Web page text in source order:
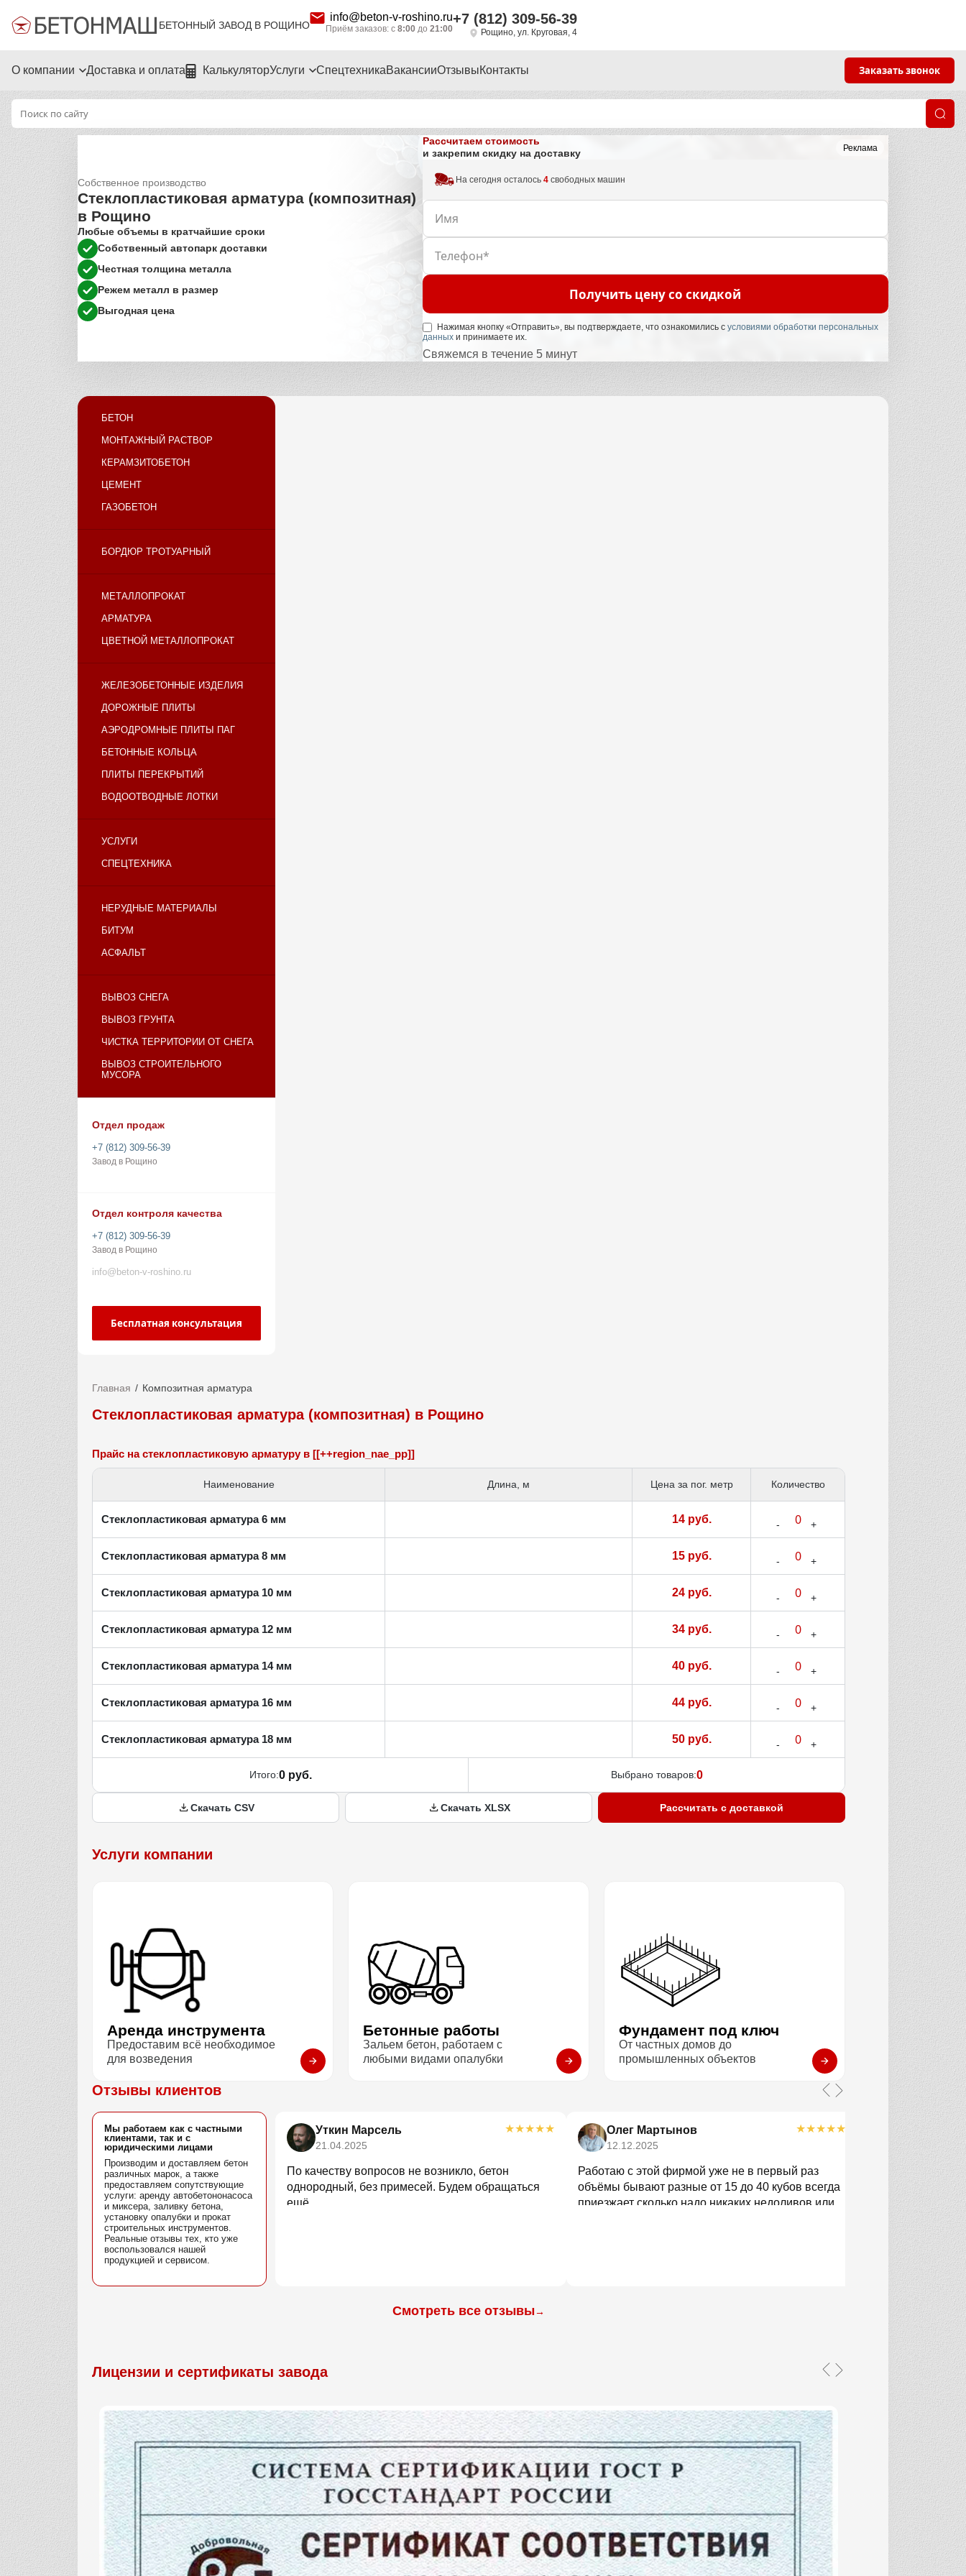
БЕТОННЫЙ ЗАВОД В РОЩИНО
info@beton-v-roshino.ru
Приём заказов: с 8:00 до 21:00
+7 (812) 309-56-39
Рощино, ул. Круговая, 4
О компании Доставка и оплата КалькуляторУслуги СпецтехникаВакансииОтзывыКонтакты Заказать звонок
Реклама
Собственное производство
Стеклопластиковая арматура (композитная)
в Рощино
Любые объемы в кратчайшие сроки
Собственный автопарк доставки
Честная толщина металла
Режем металл в размер
Выгодная цена
Рассчитаем стоимость
и закрепим скидку на доставку
На сегодня осталось 4свободных машин
Получить цену со скидкой
Нажимая кнопку «Отправить», вы подтверждаете, что ознакомились сусловиями обработки персональных
данныхи принимаете их.
Свяжемся в течение 5 минут
БЕТОН
МОНТАЖНЫЙ РАСТВОР
КЕРАМЗИТОБЕТОН
ЦЕМЕНТ
ГАЗОБЕТОН
БОРДЮР ТРОТУАРНЫЙ
МЕТАЛЛОПРОКАТ
АРМАТУРА
ЦВЕТНОЙ МЕТАЛЛОПРОКАТ
ЖЕЛЕЗОБЕТОННЫЕ ИЗДЕЛИЯ
ДОРОЖНЫЕ ПЛИТЫ
АЭРОДРОМНЫЕ ПЛИТЫ ПАГ
БЕТОННЫЕ КОЛЬЦА
ПЛИТЫ ПЕРЕКРЫТИЙ
ВОДООТВОДНЫЕ ЛОТКИ
УСЛУГИ
СПЕЦТЕХНИКА
НЕРУДНЫЕ МАТЕРИАЛЫ
БИТУМ
АСФАЛЬТ
ВЫВОЗ СНЕГА
ВЫВОЗ ГРУНТА
ЧИСТКА ТЕРРИТОРИИ ОТ СНЕГА
ВЫВОЗ СТРОИТЕЛЬНОГО
МУСОРА
Отдел продаж
+7 (812) 309-56-39
Завод в Рощино
Отдел контроля качества
+7 (812) 309-56-39
Завод в Рощино
info@beton-v-roshino.ru
Бесплатная консультация
Главная Композитная арматура
Стеклопластиковая арматура (композитная) в Рощино
Прайс на стеклопластиковую арматуру в [[++region_nae_pp]]
Наименование Длина, м Цена за пог. метр Количество
Стеклопластиковая арматура 6 мм 14 руб.
Стеклопластиковая арматура 8 мм 15 руб.
Стеклопластиковая арматура 10 мм 24 руб.
Стеклопластиковая арматура 12 мм 34 руб.
Стеклопластиковая арматура 14 мм 40 руб.
Стеклопластиковая арматура 16 мм 44 руб.
Стеклопластиковая арматура 18 мм 50 руб.
Итого:0 руб. Выбрано товаров:0
Скачать CSV Скачать XLSX Рассчитать с доставкой
Услуги компании
Аренда инструмента
Предоставим всё необходимое
для возведения
Бетонные работы
Зальем бетон, работаем с
любыми видами опалубки
Фундамент под ключ
От частных домов до
промышленных объектов
Отзывы клиентов
Мы работаем как с частными
клиентами, так и с
юридическими лицами
Производим и доставляем бетон
различных марок, а также
предоставляем сопутствующие
услуги: аренду автобетононасоса
и миксера, заливку бетона,
установку опалубки и прокат
строительных инструментов.
Реальные отзывы тех, кто уже
воспользовался нашей
продукцией и сервисом.
Уткин Марсель
21.04.2025
★★★★★
По качеству вопросов не возникло, бетон
однородный, без примесей. Будем обращаться
ещё.
Олег Мартынов
12.12.2025
★★★★★
Работаю с этой фирмой уже не в первый раз
объёмы бывают разные от 15 до 40 кубов всегда
приезжает сколько надо никаких недоливов или
Филиппов
23.11.2025
В этот раз
чётко по
детали, помогли
стабильность!
Смотреть все отзывы→
Лицензии и сертификаты завода